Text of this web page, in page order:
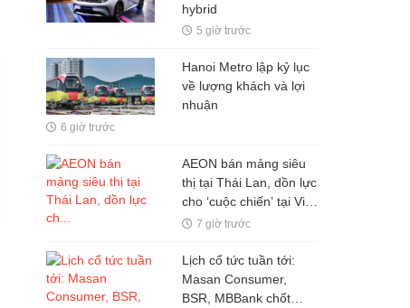
hybrid
5 giờ trước
Hanoi Metro lập kỷ lục
về lượng khách và lợi
nhuận
6 giờ trước
AEON bán mảng siêu
thị tại Thái Lan, dồn lực
cho ‘cuộc chiến’ tại Việt
Nam7 giờ trước
Lịch cổ tức tuần tới:
Masan Consumer,
BSR, MBBank chốt